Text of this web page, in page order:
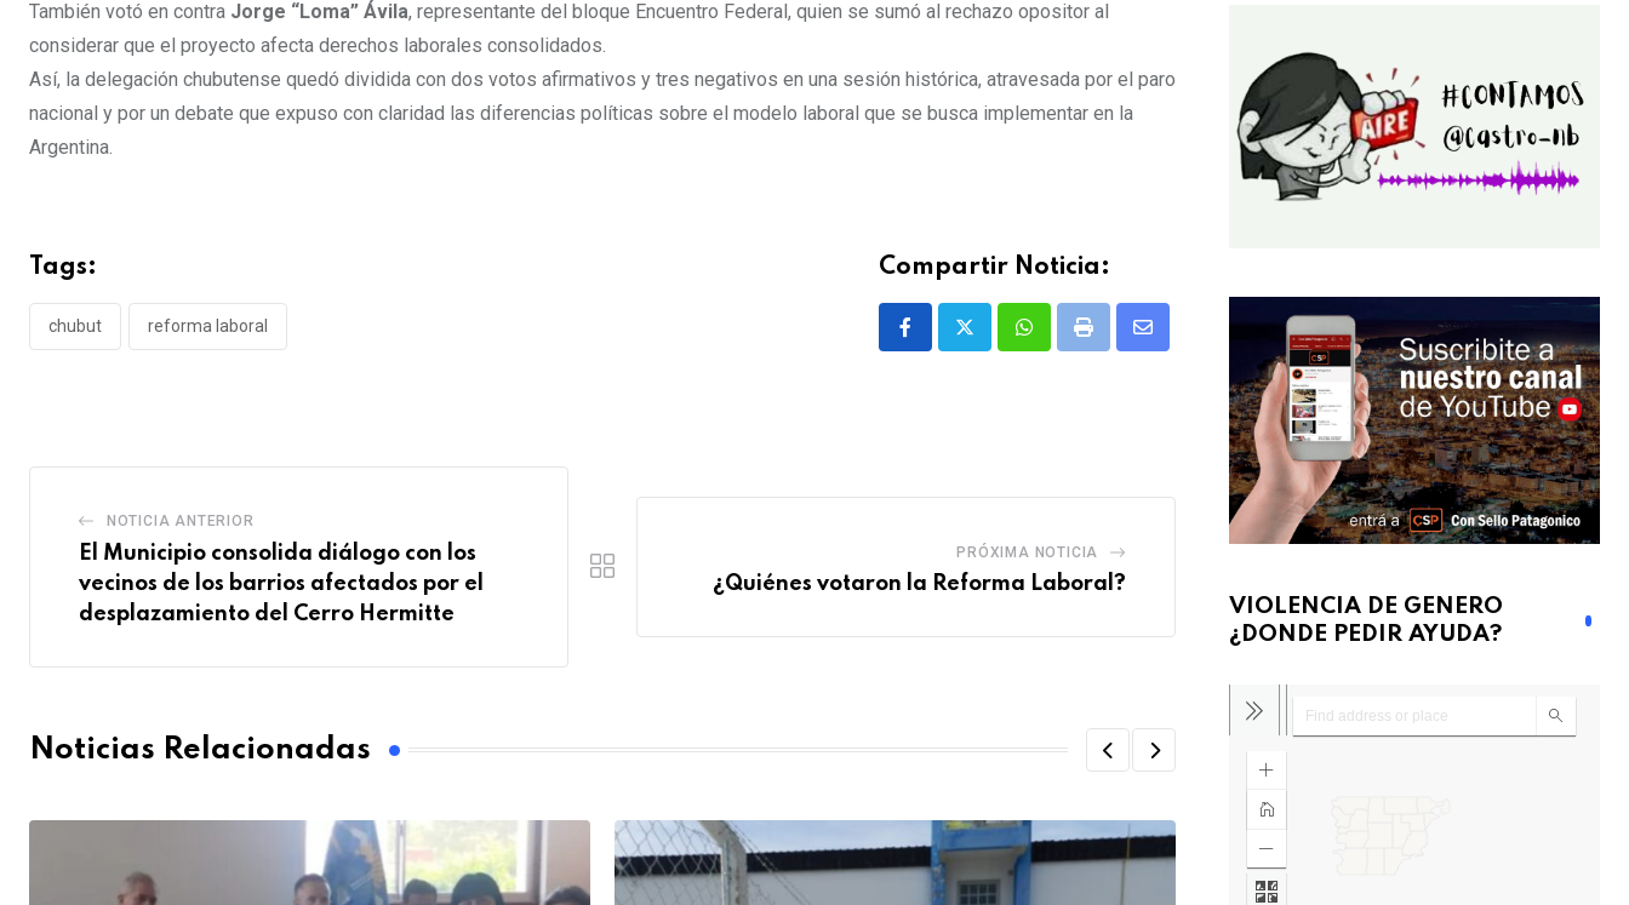
También votó en contra Jorge “Loma” Ávila, representante del bloque Encuentro Federal, quien se sumó al rechazo opositor al
considerar que el proyecto afecta derechos laborales consolidados.
Así, la delegación chubutense quedó dividida con dos votos afirmativos y tres negativos en una sesión histórica, atravesada por el paro
nacional y por un debate que expuso con claridad las diferencias políticas sobre el modelo laboral que se busca implementar en la
Argentina.
Tags:
chubut reforma laboral
Compartir Noticia:
WhatsappPrint
Share
NOTICIA ANTERIOR
El Municipio consolida diálogo con los
vecinos de los barrios afectados por el
desplazamiento del Cerro Hermitte
PRÓXIMA NOTICIA
¿Quiénes votaron la Reforma Laboral?
Noticias Relacionadas
VIOLENCIA DE GENERO
¿DONDE PEDIR AYUDA?